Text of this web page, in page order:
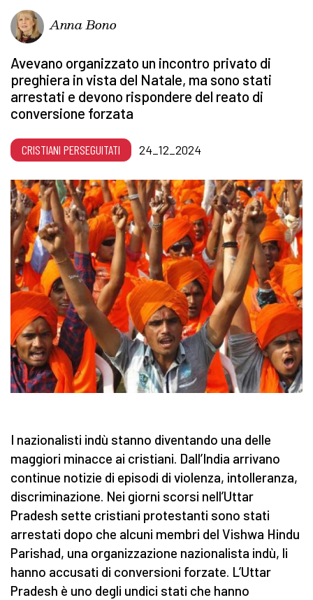
Anna Bono
Avevano organizzato un incontro privato di
preghiera in vista del Natale, ma sono stati
arrestati e devono rispondere del reato di
conversione forzata
CRISTIANI PERSEGUITATI 24_12_2024
I nazionalisti indù stanno diventando una delle
maggiori minacce ai cristiani. Dall’India arrivano
continue notizie di episodi di violenza, intolleranza,
discriminazione. Nei giorni scorsi nell’Uttar
Pradesh sette cristiani protestanti sono stati
arrestati dopo che alcuni membri del Vishwa Hindu
Parishad, una organizzazione nazionalista indù, li
hanno accusati di conversioni forzate. L’Uttar
Pradesh è uno degli undici stati che hanno